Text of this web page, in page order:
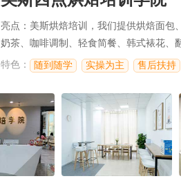
亮点：美斯烘焙培训，我们提供烘焙面包
奶茶、咖啡调制、轻食简餐、韩式裱花、
程
特色： 随到随学 实操为主 售后扶持